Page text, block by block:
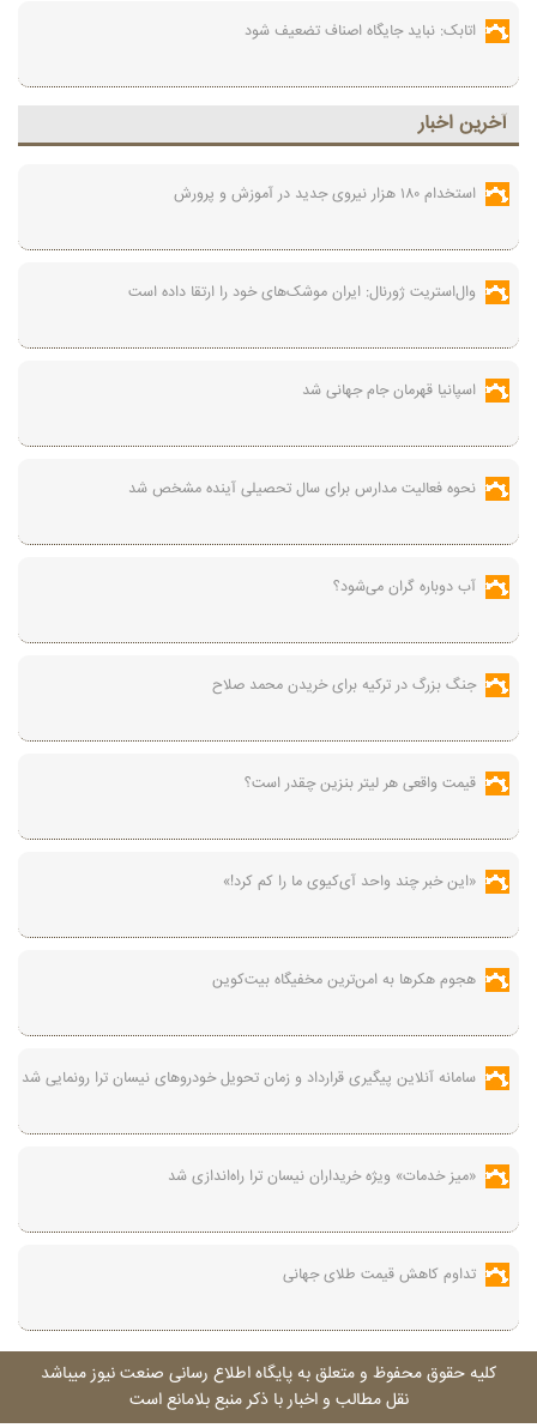
اتابک: نباید جایگاه اصناف تضعیف شود
آخرين اخبار
استخدام ۱۸۰ هزار نیروی جدید در آموزش‌ و پرورش
وال‌استریت ژورنال: ایران موشک‌های خود را ارتقا داده است
اسپانیا قهرمان جام جهانی شد
نحوه فعالیت مدارس برای سال تحصیلی آینده مشخص شد
آب دوباره گران می‌شود؟
جنگ بزرگ در ترکیه برای خریدن محمد صلاح
قیمت واقعی هر لیتر بنزین چقدر است؟
«این خبر چند واحد آی‌کیوی ما را کم کرد!»
هجوم هکرها به امن‌ترین مخفیگاه بیت‌کوین
سامانه آنلاین پیگیری قرارداد‌ و زمان تحویل خودرو‌های نیسان ترا رونمایی شد
«میز خدمات» ویژه خریداران نیسان ترا راه‌اندازی شد
تداوم کاهش قیمت طلای جهانی
کليه حقوق محفوظ و متعلق به پايگاه اطلاع رسانی صنعت نيوز ميباشد
نقل مطالب و اخبار با ذکر منبع بلامانع است